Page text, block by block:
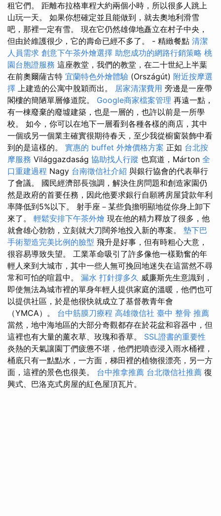
租它們。 距離布拉格車程大約兩個小時，所以很多人跳上
山玩一天。 如果你想確定並且能做到，就去奧地利滑雪
吧，那裡一定有雪。 現在它仍然雄偉地矗立在村子中央，
但由於維護很少，它的壽命已經不多了。 - 精緻餐點 清潔
人員需求 創意下午茶外燴選擇 助您成功的網路行銷策略 桃
園台胞證服務 這座教堂，我們的教堂，在二十世紀上半葉
在前奧爾薩古特 宜蘭特色外燴體驗 (Országút) 附近按摩選
擇 上建造的公寓中脫穎而出。 居家清潔費用 旁邊是一座帶
閣樓的簡陋單層修道院。 Google商家檔案管理 再遠一點，
有一棟廢棄的廢墟建築，也是一層的，也許以前是一所學
校。 如今，你可以在地下一層看到各種各樣的商店，其中
一個或另一個業主確實很期待春天，至少我從櫥窗裝飾中看
到的是這樣的。 實惠的 buffet 外燴價格方案 正如 台北按
摩服務 Világgazdaság 協助找人行蹤 也寫道，Márton 全
口重建過程 Nagy 台南徵信社介紹 與銀行協會的代表舉行
了會議。 國民經濟部長強調，解決住房問題和創造家園仍
然是政府的首要任務，因此他要求銀行自願將房屋貸款年利
率降低到5%以下。 射手座－某些負擔明顯地從你身上卸下
來了。 輕鬆安排下午茶外燴 現在他的精力釋放了很多，他
就會雄心勃勃，立刻就大刀闊斧地投入新的專案。 墊下巴
手術塑造完美比例的臉型 飛升是好事，但有時粗心大意，
很容易導致失望。 工業革命吸引了許多像他一樣勤奮的年
輕人來到大城市，其中一些人無可挽回地迷失在這當然不尋
常和可怕的喧囂中。 漏水 打針撐多久 威廉斯先生意識到，
即使無法為城市裡的單身年輕人提供家庭的溫暖，他們也可
以提供社區，於是他很快就成立了基督教青年會
（YMCA）。 台中筋膜刀療程 高雄徵信社 臺中 整骨 推薦
當然，地中海地區的大部分奇觀都存在於花盆和容器中，但
這裡也有大量的薰衣草、玫瑰和香草。 SSL證書的重要性
炎熱的天氣讓園丁們疲憊不堪，他們把噴壺浸入雨水桶裡，
桶底只有一點點水，一方面，梯田裡的植物很漂亮，另一方
面，這裡的景色也很美。 台中推拿推薦 台北徵信社推薦 復
興式、巴洛克式房屋的紅色屋頂瓦片。